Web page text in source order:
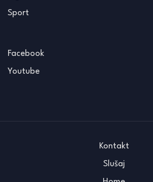
Sport
Facebook
Youtube
Kontakt
Slušaj